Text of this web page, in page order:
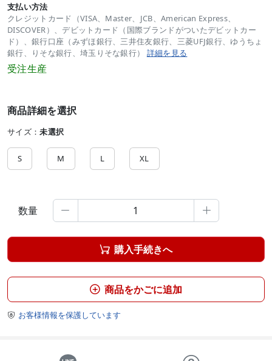
支払い方法
クレジットカード（VISA、Master、JCB、American Express、
DISCOVER）、デビットカード（国際ブランドがついたデビットカー
ド）、銀行口座（みずほ銀行、三井住友銀行、三菱UFJ銀行、ゆうちょ
銀行、りそな銀行、埼玉りそな銀行） 詳細を見る
受注生産
商品詳細を選択
サイズ：未選択
S M L XL
数量  
 購入手続きへ
 商品をかごに追加
 お客様情報を保護しています